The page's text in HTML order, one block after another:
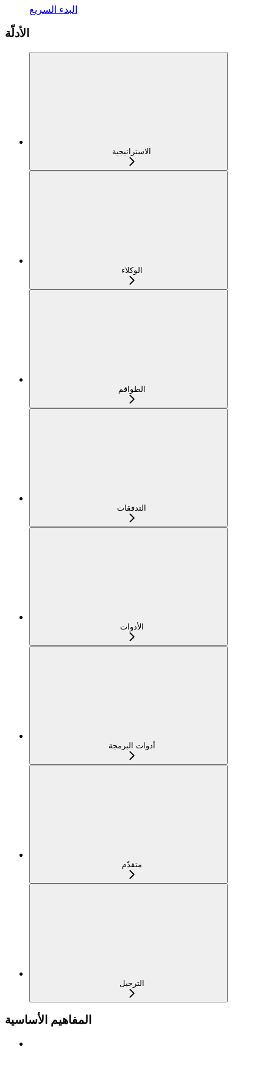
البدء السريع
الأدلّة
الاستراتيجية
الوكلاء
الطواقم
التدفقات
الأدوات
أدوات البرمجة
متقدّم
الترحيل
المفاهيم الأساسية